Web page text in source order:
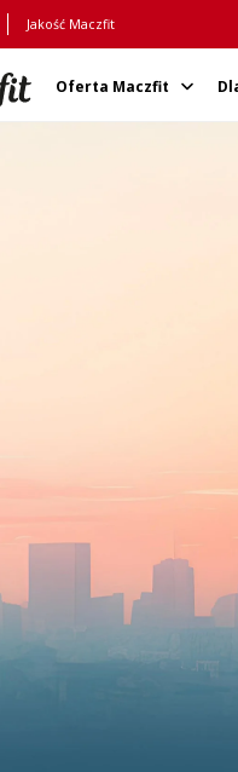
Jakość Maczfit
Oferta Maczfit